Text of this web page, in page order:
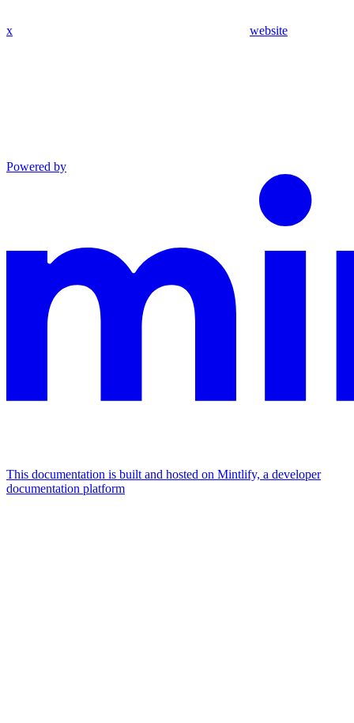
x website
Powered by
This documentation is built and hosted on Mintlify, a developer
documentation platform